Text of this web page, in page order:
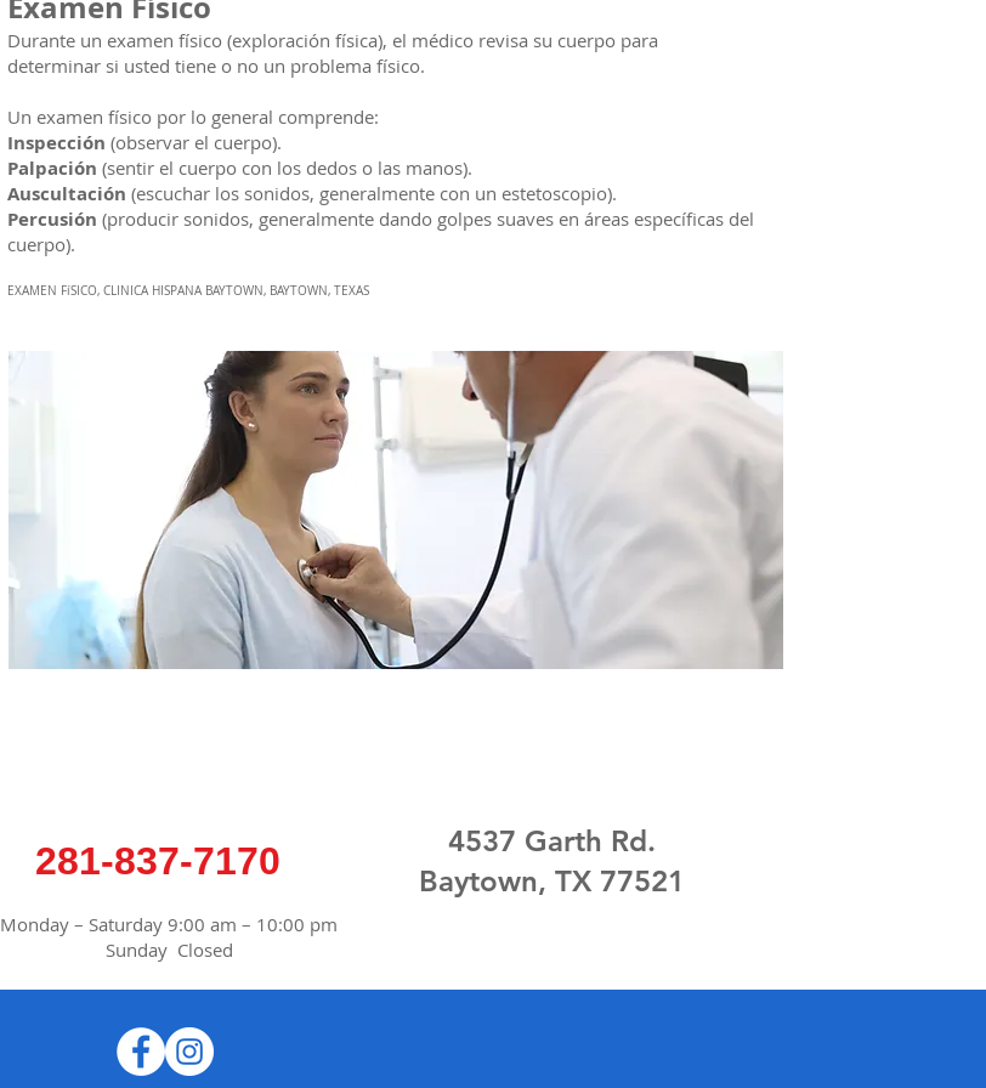
Durante un examen físico (exploración física), el médico revisa su cuerpo para
determinar si usted tiene o no un problema físico.
Un examen físico por lo general comprende:
Inspección (observar el cuerpo).
Palpación (sentir el cuerpo con los dedos o las manos).
Auscultación (escuchar los sonidos, generalmente con un estetoscopio).
Percusión (producir sonidos, generalmente dando golpes suaves en áreas específicas del
cuerpo).
EXAMEN FíSICO, CLINICA HISPANA BAYTOWN, BAYTOWN, TEXAS
281-837-7170
4537 Garth Rd.
Baytown, TX 77521
Monday – Saturday 9:00 am – 10:00 pm
Sunday Closed